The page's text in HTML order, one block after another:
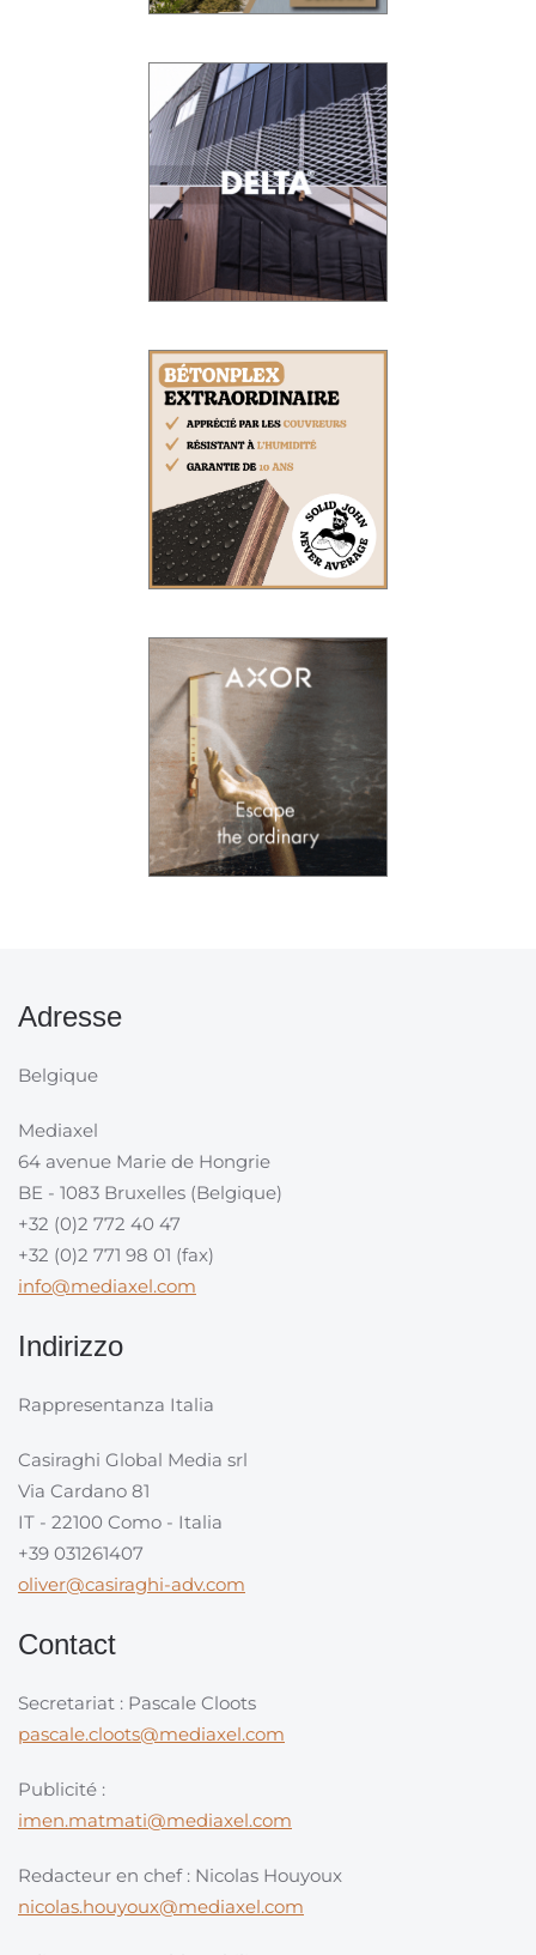
Adresse
Belgique
Mediaxel
64 avenue Marie de Hongrie
BE - 1083 Bruxelles (Belgique)
+32 (0)2 772 40 47
+32 (0)2 771 98 01 (fax)
info@mediaxel.com
Indirizzo
Rappresentanza Italia
Casiraghi Global Media srl
Via Cardano 81
IT - 22100 Como - Italia
+39 031261407
oliver@casiraghi-adv.com
Contact
Secretariat : Pascale Cloots
pascale.cloots@mediaxel.com
Publicité :
imen.matmati@mediaxel.com
Redacteur en chef : Nicolas Houyoux
nicolas.houyoux@mediaxel.com